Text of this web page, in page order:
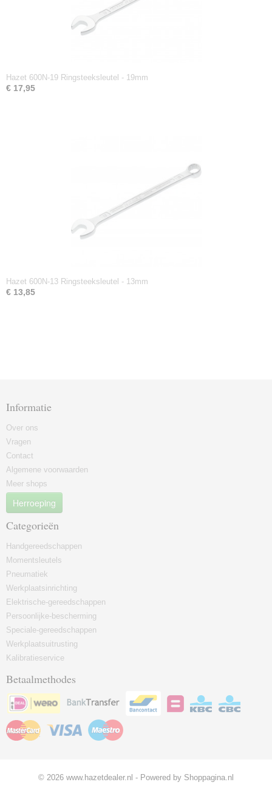
Hazet 600N-19 Ringsteeksleutel - 19mm
€ 17,95
Hazet 600N-13 Ringsteeksleutel - 13mm
€ 13,85
Informatie
Over ons
Vragen
Contact
Algemene voorwaarden
Meer shops
Herroeping
Categorieën
Handgereedschappen
Momentsleutels
Pneumatiek
Werkplaatsinrichting
Elektrische-gereedschappen
Persoonlijke-bescherming
Speciale-gereedschappen
Werkplaatsuitrusting
Kalibratieservice
Betaalmethodes
© 2026 www.hazetdealer.nl - Powered by Shoppagina.nl